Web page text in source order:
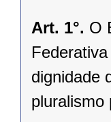
Art. 1°. O
dignidade
pluralismo